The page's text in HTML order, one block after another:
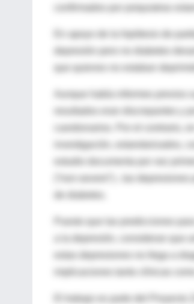
confirmados por psiquiatras
En apoyo de la hipótesis de
depresión pero no diabetes
Aunque había informes previos
cuestionarios. Por el contrario,
investigación, estandarizados,
estudio documenta por vez
(“non-severe”)-, las
Puesto que las predicciones
estas depresiones no llega a
El trabajo es parte del